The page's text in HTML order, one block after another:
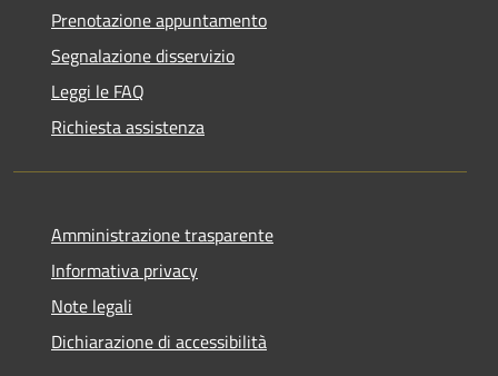
Prenotazione appuntamento
Segnalazione disservizio
Leggi le FAQ
Richiesta assistenza
Amministrazione trasparente
Informativa privacy
Note legali
Dichiarazione di accessibilità